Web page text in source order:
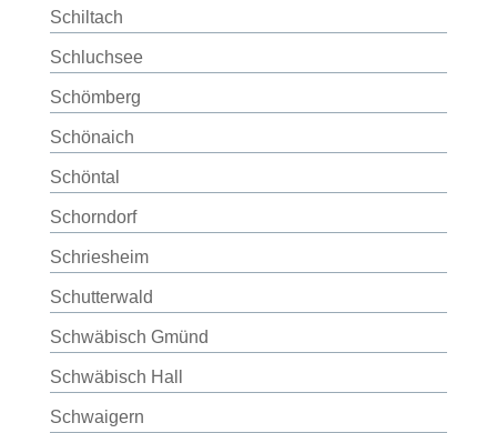
Schiltach
Schluchsee
Schömberg
Schönaich
Schöntal
Schorndorf
Schriesheim
Schutterwald
Schwäbisch Gmünd
Schwäbisch Hall
Schwaigern